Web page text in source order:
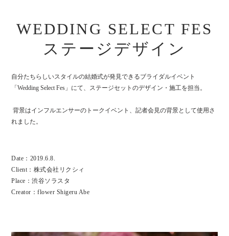
WEDDING SELECT FES
ステージデザイン
自分たちらしいスタイルの結婚式が発見できるブライダルイベント
「Wedding Select Fes」にて、ステージセットのデザイン・施工を担当。
背景はインフルエンサーのトークイベント、記者会見の背景として使用さ
れました。
Date：2019.6.8.
Client：株式会社リクシィ
Place：渋谷ソラスタ
Creator：flower Shigeru Abe